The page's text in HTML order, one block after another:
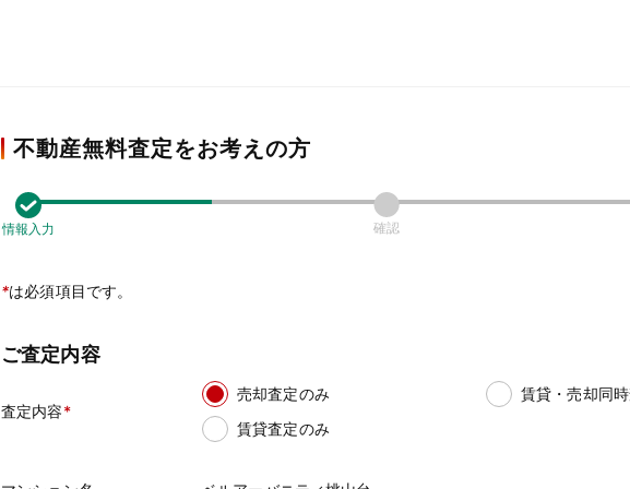
不動産無料査定をお考えの方
情報入力 確認
*は必須項目です。
ご査定内容
査定内容
売却査定のみ
賃貸・売却同
賃貸査定のみ